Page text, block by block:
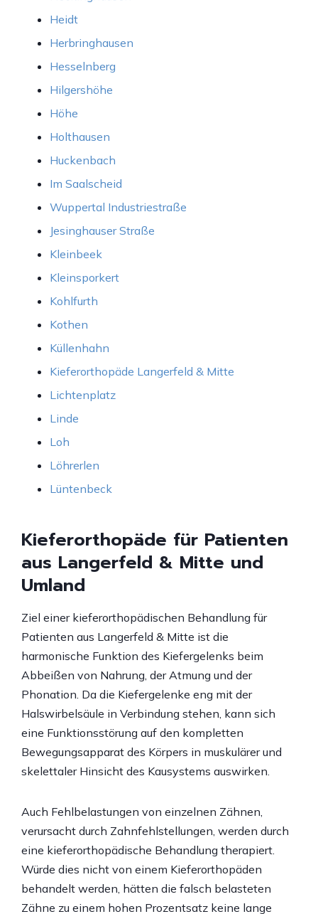
Heidt
Herbringhausen
Hesselnberg
Hilgershöhe
Höhe
Holthausen
Huckenbach
Im Saalscheid
Wuppertal Industriestraße
Jesinghauser Straße
Kleinbeek
Kleinsporkert
Kohlfurth
Kothen
Küllenhahn
Kieferorthopäde Langerfeld & Mitte
Lichtenplatz
Linde
Loh
Löhrerlen
Lüntenbeck
Kieferorthopäde für Patienten
aus Langerfeld & Mitte und
Umland
Ziel einer kieferorthopädischen Behandlung für
Patienten aus Langerfeld & Mitte ist die
harmonische Funktion des Kiefergelenks beim
Abbeißen von Nahrung, der Atmung und der
Phonation. Da die Kiefergelenke eng mit der
Halswirbelsäule in Verbindung stehen, kann sich
eine Funktionsstörung auf den kompletten
Bewegungsapparat des Körpers in muskulärer und
skelettaler Hinsicht des Kausystems auswirken.
Auch Fehlbelastungen von einzelnen Zähnen,
verursacht durch Zahnfehlstellungen, werden durch
eine kieferorthopädische Behandlung therapiert.
Würde dies nicht von einem Kieferorthopäden
behandelt werden, hätten die falsch belasteten
Zähne zu einem hohen Prozentsatz keine lange